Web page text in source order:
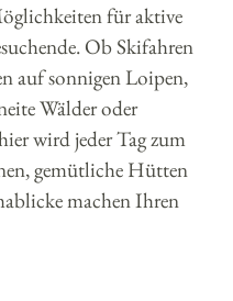
für aktive
Ob Skifahren
auf sonnigen Loipen,
Wälder oder
wird jeder Tag zum
gemütliche Hütten
machen Ihren